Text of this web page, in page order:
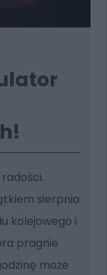
sierpnia
kolejowego i
pragnie
może